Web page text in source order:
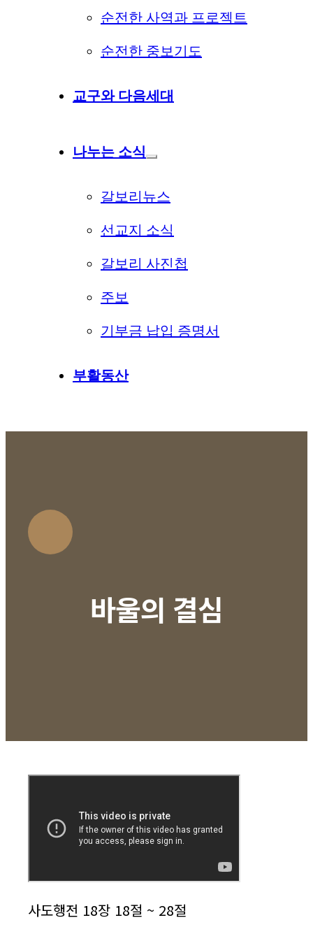
순전한 사역과 프로젝트
순전한 중보기도
교구와 다음세대
나누는 소식
갈보리뉴스
선교지 소식
갈보리 사진첩
주보
기부금 납입 증명서
부활동산
바울의 결심
사도행전 18장 18절 ~ 28절